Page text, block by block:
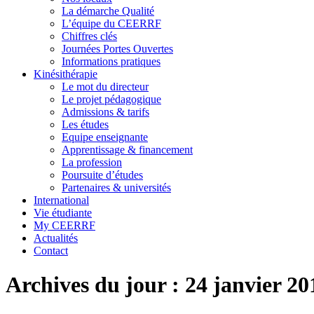
La démarche Qualité
L’équipe du CEERRF
Chiffres clés
Journées Portes Ouvertes
Informations pratiques
Kinésithérapie
Le mot du directeur
Le projet pédagogique
Admissions & tarifs
Les études
Equipe enseignante
Apprentissage & financement
La profession
Poursuite d’études
Partenaires & universités
International
Vie étudiante
My CEERRF
Actualités
Contact
Archives du jour : 24 janvier